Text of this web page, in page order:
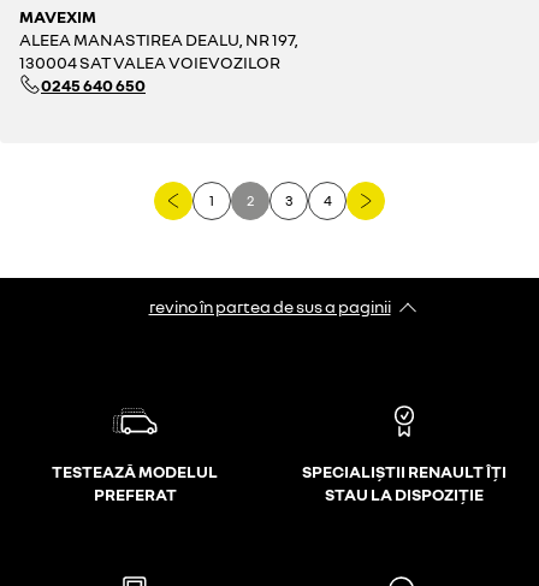
MAVEXIM
ALEEA MANASTIREA DEALU, NR 197,
130004 SAT VALEA VOIEVOZILOR
0245 640 650
1 2 3 4
revino în partea de sus a paginii
TESTEAZĂ MODELUL
PREFERAT
SPECIALIȘTII RENAULT ÎȚI
STAU LA DISPOZIȚIE